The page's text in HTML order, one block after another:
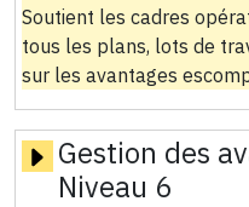
Soutient les cadres
tous les plans, lots de
sur les avantages
Gestion des
Niveau 6